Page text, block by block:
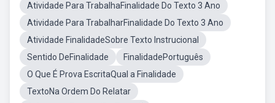
Atividade Para TrabalhaFinalidade Do Texto 3 Ano
Atividade Para TrabalharFinalidade Do Texto 3 Ano
Atividade FinalidadeSobre Texto Instrucional
Sentido DeFinalidade
FinalidadePortuguês
O Que É Prova EscritaQual a Finalidade
TextoNa Ordem Do Relatar